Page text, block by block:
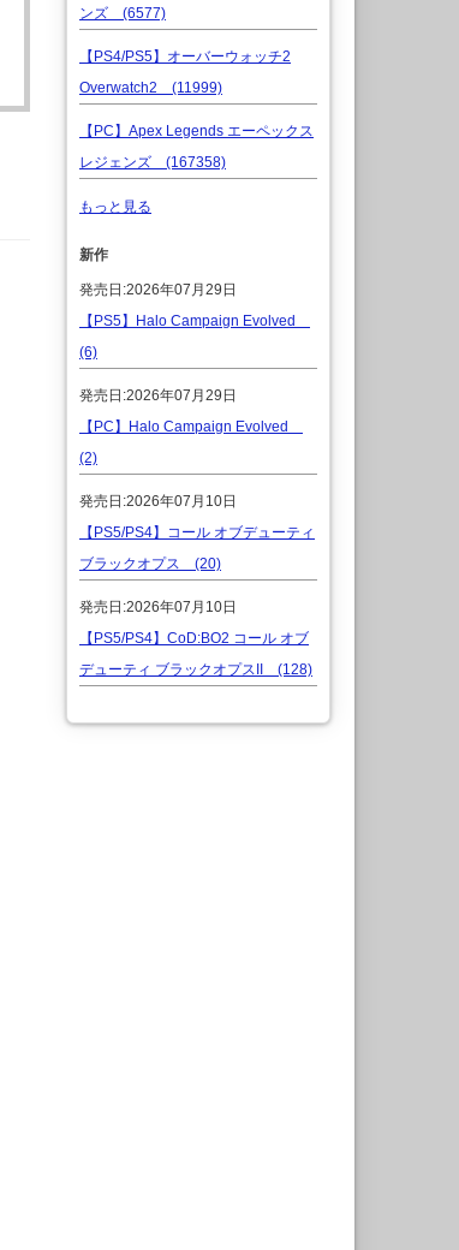
ンズ (6577)
【PS4/PS5】オーバーウォッチ2
Overwatch2 (11999)
【PC】Apex Legends エーペックス
レジェンズ (167358)
もっと見る
新作
発売日:2026年07月29日
【PS5】Halo Campaign Evolved
(6)
発売日:2026年07月29日
【PC】Halo Campaign Evolved
(2)
発売日:2026年07月10日
【PS5/PS4】コール オブデューティ
ブラックオプス (20)
発売日:2026年07月10日
【PS5/PS4】CoD:BO2 コール オブ
デューティ ブラックオプスII (128)